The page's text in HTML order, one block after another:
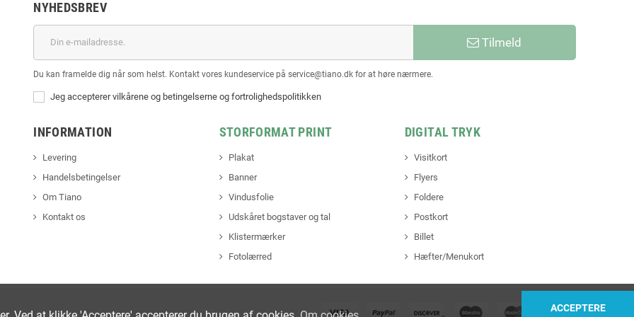
NYHEDSBREV
Tilmeld
Du kan framelde dig når som helst. Kontakt vores kundeservice på service@tiano.dk for at høre nærmere.
Jeg accepterer vilkårene og betingelserne og fortrolighedspolitikken
INFORMATION
Levering
Handelsbetingelser
Om Tiano
Kontakt os
STORFORMAT PRINT
Plakat
Banner
Vindusfolie
Udskåret bogstaver og tal
Klistermærker
Fotolærred
DIGITAL TRYK
Visitkort
Flyers
Foldere
Postkort
Billet
Hæfter/Menukort
ACCEPTERE